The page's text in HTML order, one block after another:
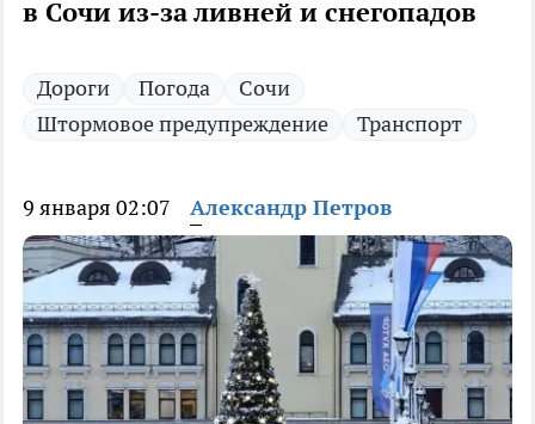
в Сочи из-за ливней и снегопадов
Дороги Погода
Сочи
Штормовое предупреждение
Транспорт
9 января 02:07 Александр Петров